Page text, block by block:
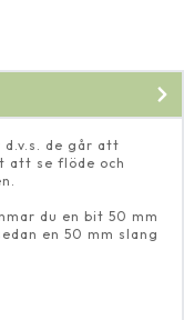
d.v.s. de går att
att se flöde och
du en bit 50 mm
en 50 mm slang